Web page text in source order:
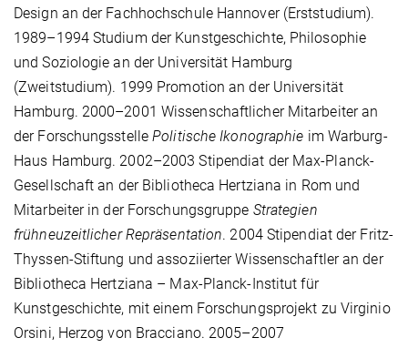
Design an der Fachhochschule Hannover (Erststudium).
1989–1994 Studium der Kunstgeschichte, Philosophie
und Soziologie an der Universität Hamburg
(Zweitstudium). 1999 Promotion an der Universität
Hamburg. 2000–2001 Wissenschaftlicher Mitarbeiter an
der ForschungsstellePolitische Ikonographie im Warburg-
Haus Hamburg. 2002–2003 Stipendiat der Max-Planck-
Gesellschaft an der Bibliotheca Hertziana in Rom und
Mitarbeiter in der Forschungsgruppe Strategien
frühneuzeitlicher Repräsentation. 2004 Stipendiat der Fritz-
Thyssen-Stiftung und assoziierter Wissenschaftler an der
Bibliotheca Hertziana – Max-Planck-Institut für
Kunstgeschichte, mit einem Forschungsprojekt zu Virginio
Orsini, Herzog von Bracciano. 2005–2007